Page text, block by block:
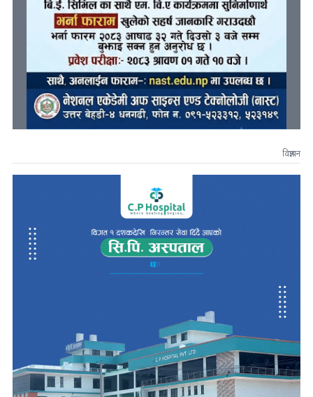
विज्ञापन